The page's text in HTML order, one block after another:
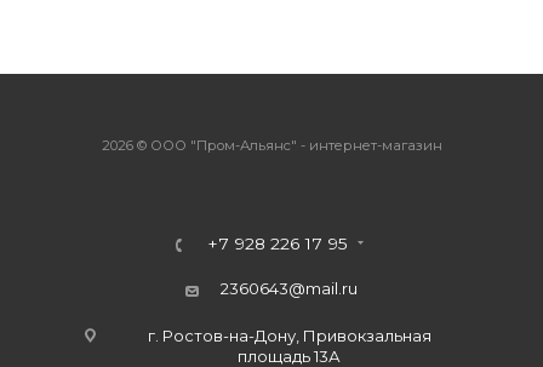
2026 © ООО "Пром-Альянс" - интернет-магазин
+7 928 226 17 95
2360643@mail.ru
г. Ростов-на-Дону, Привокзальная
площадь 13А